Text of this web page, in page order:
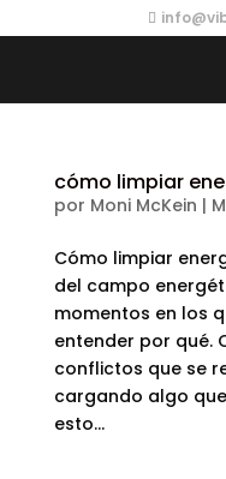
cómo limpiar
por Moni McKein |
Cómo limpiar
del campo
momentos en los
entender por qué.
conflictos que se
cargando algo
esto...